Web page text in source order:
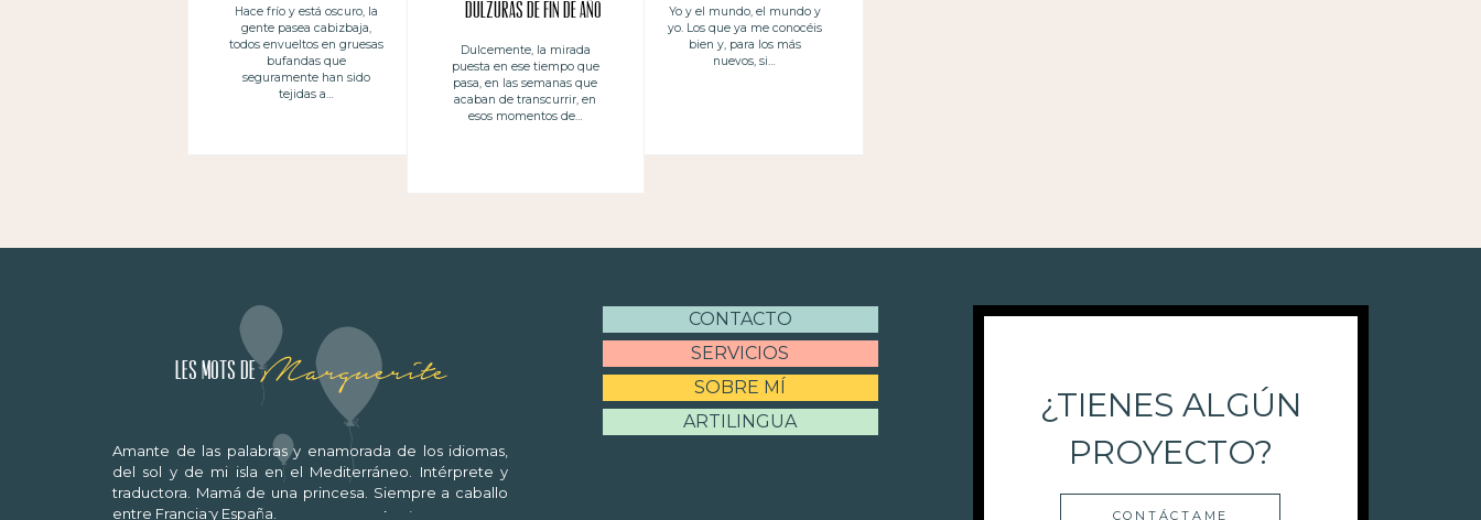
Hace frío y está oscuro, la
gente pasea cabizbaja,
todos envueltos en gruesas
bufandas que
seguramente han sido
tejidas a…
Dulzuras de fin de año
Dulcemente, la mirada
puesta en ese tiempo que
pasa, en las semanas que
acaban de transcurrir, en
esos momentos de…
Yo y el mundo, el mundo y
yo. Los que ya me conocéis
bien y, para los más
nuevos, si…
Les mots deMarguerite
Amante de las palabras y enamorada de los idiomas,
del sol y de mi isla en el Mediterráneo. Intérprete y
traductora. Mamá de una princesa. Siempre a caballo
entre Francia y España.
CONTACTO
SERVICIOS
SOBRE MÍ
ARTILINGUA
¿TIENES ALGÚN
PROYECTO?
CONTÁCTAME